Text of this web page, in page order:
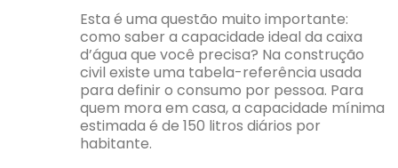
Esta é uma questão muito importante:
como saber a capacidade ideal da caixa
d’água que você precisa? Na construção
civil existe uma tabela-referência usada
para definir o consumo por pessoa. Para
quem mora em casa, a capacidade mínima
estimada é de 150 litros diários por
habitante.